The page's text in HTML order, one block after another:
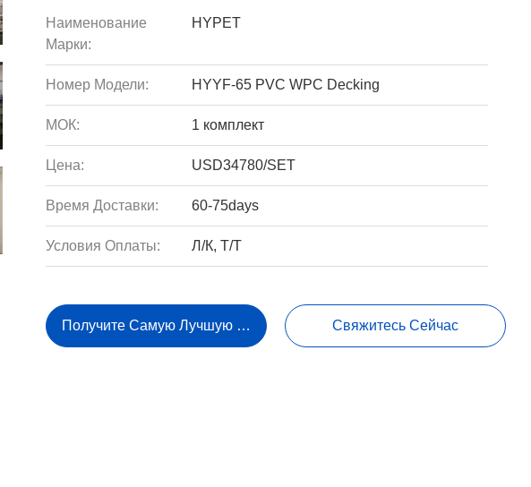
Наименование
Марки:
HYPET
Номер Модели: HYYF-65 PVC WPC Decking
МОК: 1 комплект
Цена: USD34780/SET
Время Доставки: 60-75days
Условия Оплаты: Л/К, Т/Т
Получите Самую Лучшую Цену Свяжитесь Сейчас